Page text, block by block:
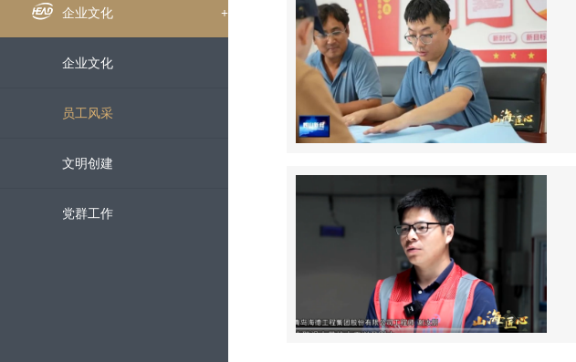
下属公司
发展历程
荣誉资质
企业宣传片
通知公告
招标信息
媒体聚焦
国内工程
海外工程
企业文化 +
企业文化
员工风采
文明创建
党群工作